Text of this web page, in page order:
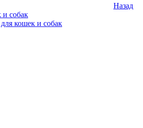
Назад
и собак
кошек и собак